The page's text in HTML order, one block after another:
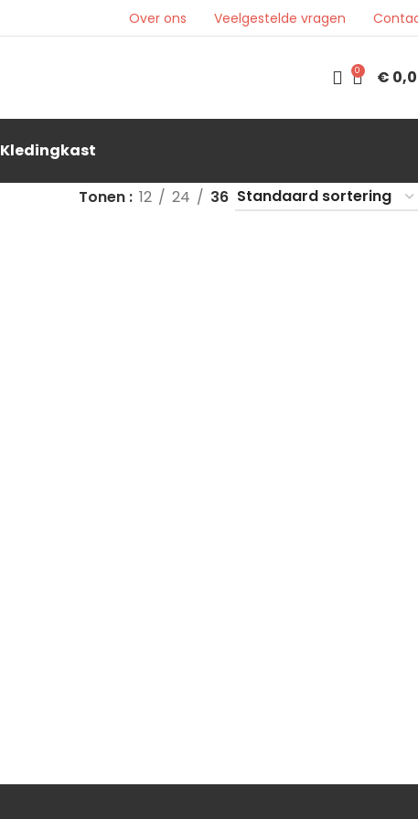
Over ons Veelgestelde vragen
0 €
Kledingkast
Tonen 12 24 36